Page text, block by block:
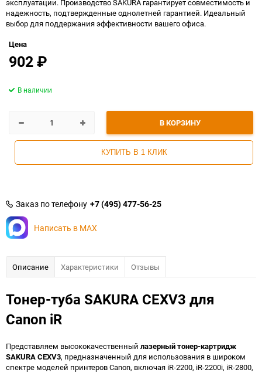
эксплуатации. Производство SAKURA гарантирует совместимость и
надежность, подтвержденные однолетней гарантией. Идеальный
выбор для поддержания эффективности вашего офиса.
Цена
902₽
В КОРЗИНУ
КУПИТЬ В 1 КЛИК
В наличии
Заказ по телефону +7 (495) 477-56-25
Написать в MAX
Описание Характеристики Отзывы
Тонер-туба SAKURA CEXV3 для
Canon iR
Представляем высококачественный лазерный тонер-картридж
SAKURA CEXV3, предназначенный для использования в широком
спектре моделей принтеров Canon, включая iR-2200, iR-2200i, iR-2800,